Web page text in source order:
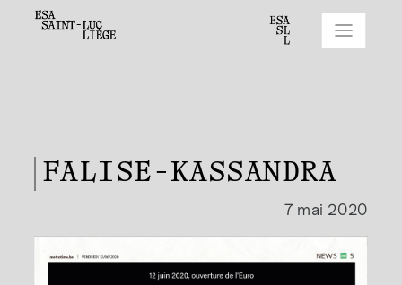
FALISE-KASSANDRA
7 mai 2020